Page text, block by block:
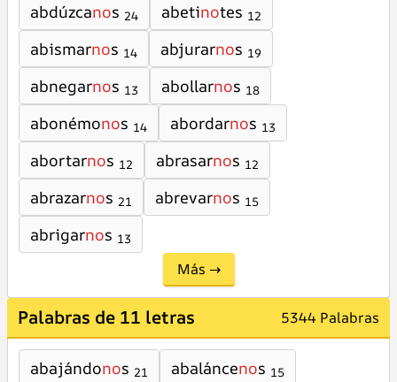
abdúzcanos 24 abetinotes 12
abismarnos 14 abjurarnos 19
abnegarnos 13 abollarnos 18
abonémonos 14 abordarnos 13
abortarnos 12 abrasarnos 12
abrazarnos 21 abrevarnos 15
abrigarnos 13
Más →
Palabras de 11 letras 5344 Palabras
abajándonos 21 abaláncenos 15